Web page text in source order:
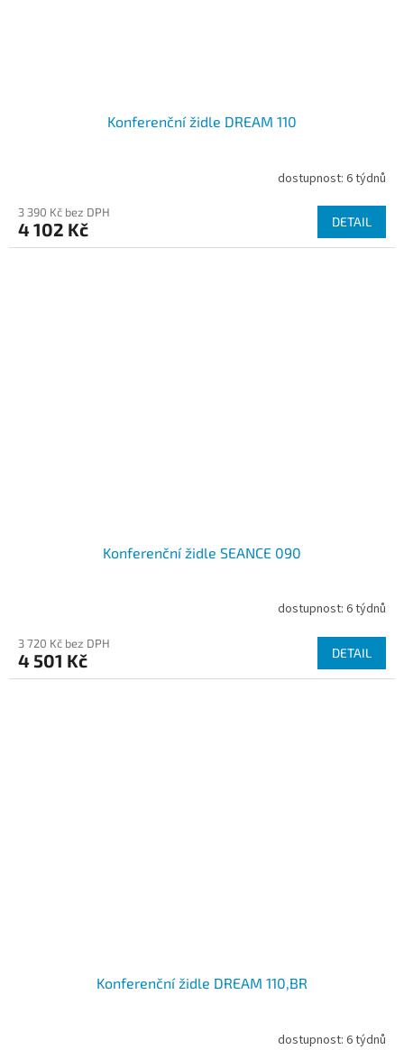
Konferenční židle DREAM 110
dostupnost: 6 týdnů
3 390 Kč bez DPH
4 102 Kč DETAIL
Konferenční židle SEANCE 090
dostupnost: 6 týdnů
3 720 Kč bez DPH
4 501 Kč DETAIL
Konferenční židle DREAM 110,BR
dostupnost: 6 týdnů